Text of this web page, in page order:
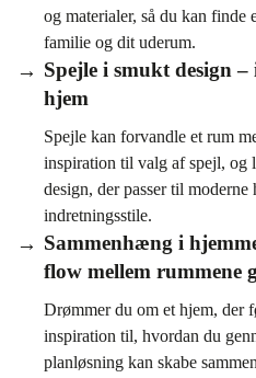
og materialer, så du kan finde
familie og dit uderum.
Spejle i smukt design
hjem
Spejle kan forvandle et rum
inspiration til valg af spejl, og
design, der passer til
indretningsstile.
Sammenhæng i
flow mellem rummene
Drømmer du om et hjem, der
inspiration til, hvordan du
planløsning kan skabe